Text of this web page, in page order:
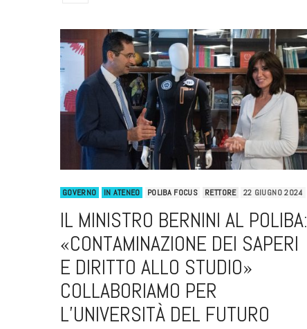
GOVERNO IN ATENEO POLIBA FOCUS RETTORE 22 GIUGNO 2024
IL MINISTRO BERNINI AL POLIBA:
«CONTAMINAZIONE DEI SAPERI
E DIRITTO ALLO STUDIO»
COLLABORIAMO PER
L’UNIVERSITÀ DEL FUTURO